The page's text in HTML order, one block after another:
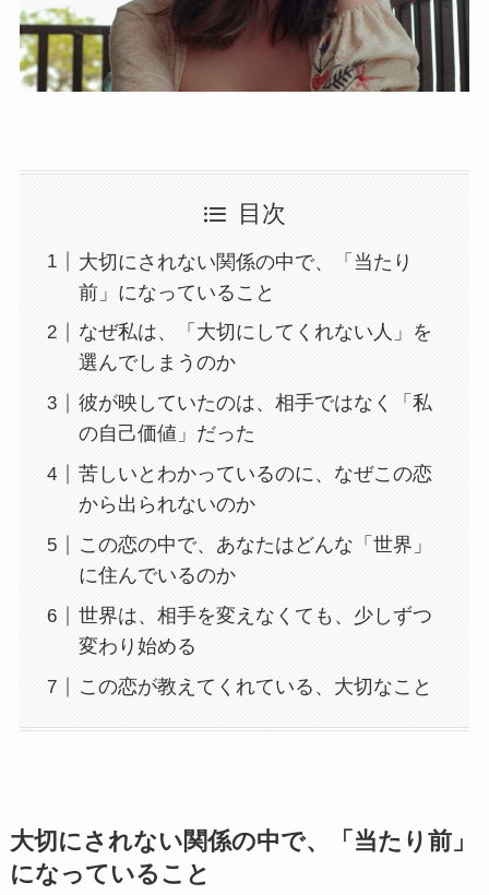
目次
大切にされない関係の中で、「当たり
前」になっていること
なぜ私は、「大切にしてくれない人」を
選んでしまうのか
彼が映していたのは、相手ではなく「私
の自己価値」だった
苦しいとわかっているのに、なぜこの恋
から出られないのか
この恋の中で、あなたはどんな「世界」
に住んでいるのか
世界は、相手を変えなくても、少しずつ
変わり始める
この恋が教えてくれている、大切なこと
大切にされない関係の中で、「当たり前」
になっていること